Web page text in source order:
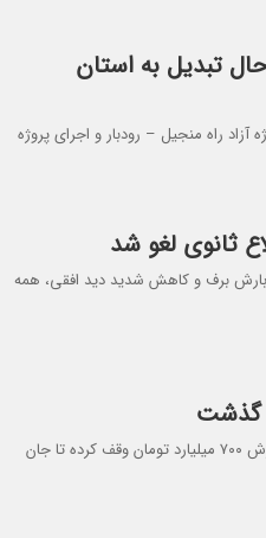
تبدیل به استان
آزاد راه منجیل – رودبار و اجرای پروژه
ثانوی لغو شد
بارش برف و کاهش شدید دید افقی، همه
به تازگی یک نیکوکار گیلانی ۲۷ مغازه را به ارزش ۷۰۰ میلیارد تومان وقف کرده تا جان